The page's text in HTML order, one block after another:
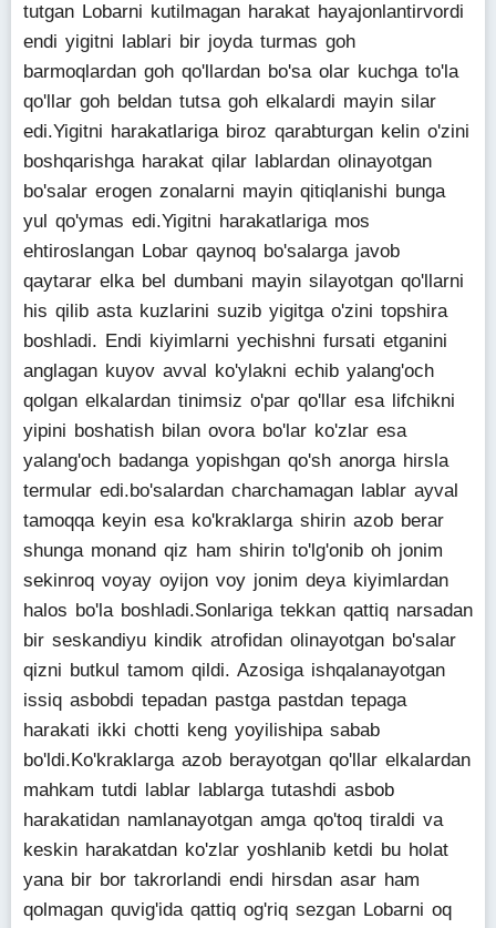
tutgan Lobarni kutilmagan harakat hayajonlantirvordi
endi yigitni lablari bir joyda turmas goh
barmoqlardan goh qo'llardan bo'sa olar kuchga to'la
qo'llar goh beldan tutsa goh elkalardi mayin silar
edi.Yigitni harakatlariga biroz qarabturgan kelin o'zini
boshqarishga harakat qilar lablardan olinayotgan
bo'salar erogen zonalarni mayin qitiqlanishi bunga
yul qo'ymas edi.Yigitni harakatlariga mos
ehtiroslangan Lobar qaynoq bo'salarga javob
qaytarar elka bel dumbani mayin silayotgan qo'llarni
his qilib asta kuzlarini suzib yigitga o'zini topshira
boshladi. Endi kiyimlarni yechishni fursati etganini
anglagan kuyov avval ko'ylakni echib yalang'och
qolgan elkalardan tinimsiz o'par qo'llar esa lifchikni
yipini boshatish bilan ovora bo'lar ko'zlar esa
yalang'och badanga yopishgan qo'sh anorga hirsla
termular edi.bo'salardan charchamagan lablar ayval
tamoqqa keyin esa ko'kraklarga shirin azob berar
shunga monand qiz ham shirin to'lg'onib oh jonim
sekinroq voyay oyijon voy jonim deya kiyimlardan
halos bo'la boshladi.Sonlariga tekkan qattiq narsadan
bir seskandiyu kindik atrofidan olinayotgan bo'salar
qizni butkul tamom qildi. Azosiga ishqalanayotgan
issiq asbobdi tepadan pastga pastdan tepaga
harakati ikki chotti keng yoyilishipa sabab
bo'ldi.Ko'kraklarga azob berayotgan qo'llar elkalardan
mahkam tutdi lablar lablarga tutashdi asbob
harakatidan namlanayotgan amga qo'toq tiraldi va
keskin harakatdan ko'zlar yoshlanib ketdi bu holat
yana bir bor takrorlandi endi hirsdan asar ham
qolmagan quvig'ida qattiq og'riq sezgan Lobarni oq